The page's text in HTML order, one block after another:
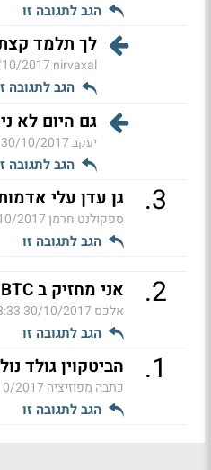
הגב לתגובה זו
לך תלמד קצת
nirvaxal
2017 10:56
הגב לתגובה
גם היום לא
יעקב30/10/2017 10:46
הגב לתגובה
3
. גן עדן עלי
ספקולנט חרמן08:41
הגב לתגובה זו
2
. אני מחזיק ב 1BTC
אלכס 30/10/2017 08:33
הגב לתגובה זו
1
. הביטקוין גולד נולד, והתרסק
כתבה מפוזיציה 08:15
הגב לתגובה זו